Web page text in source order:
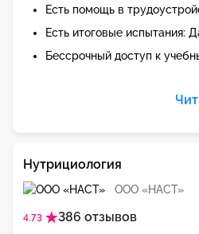
Есть помощь в
Есть итоговые испытания:
Бессрочный доступ к
ООО «НАСТ»
4.73 386 отзывов
Нутрициология